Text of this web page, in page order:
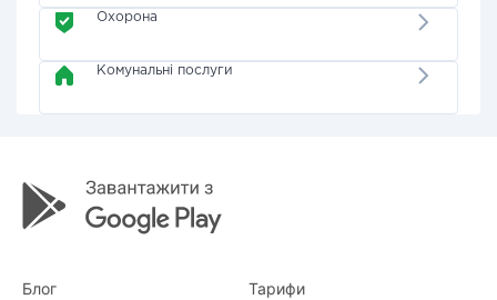
Охорона
Комунальні послуги
Блог Тарифи